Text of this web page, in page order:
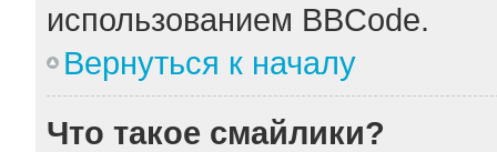
использованием BBCode.
Вернуться к началу
Что такое смайлики?